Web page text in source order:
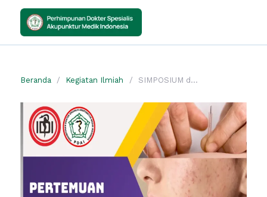
Beranda Kegiatan Ilmiah SIMPOSIUM dan WORKSHOP “The Role of Medical Acupuncture in Dermatology and Aesthetic Medicine”